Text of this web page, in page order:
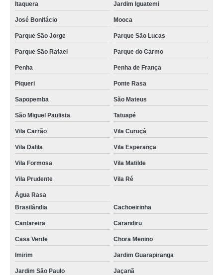
Itaquera Jardim Iguatemi
José Bonifácio Mooca
Parque São Jorge Parque São Lucas
Parque São Rafael Parque do Carmo
Penha Penha de França
Piqueri Ponte Rasa
Sapopemba São Mateus
São Miguel Paulista Tatuapé
Vila Carrão Vila Curuçá
Vila Dalila Vila Esperança
Vila Formosa Vila Matilde
Vila Prudente Vila Ré
Água Rasa
Brasilândia
Cachoeirinha
Cantareira Carandiru
Casa Verde Chora Menino
Imirim Jardim Guarapiranga
Jardim São Paulo Jaçanã